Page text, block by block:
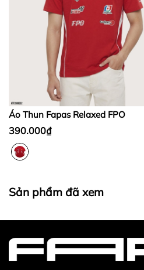
Bước 3
Sản phẩm không đúng
Sản phẩm bị hư hỏng khi
Áo Thun Fapas Relaxed FPO
390.000₫
Sản phẩm đã xem